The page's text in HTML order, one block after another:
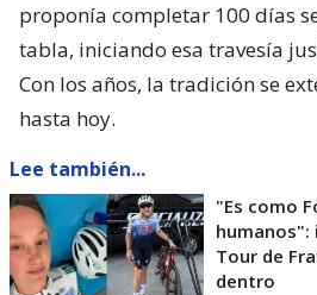
proponía completar 100 días
tabla, iniciando esa travesía
Con los años, la tradición se
hasta hoy.
Lee también...
"Es como
humanos":
Tour de
dentro